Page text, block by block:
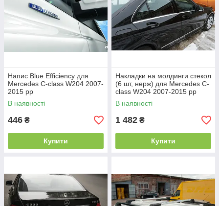
Напис Blue Efficiency для
Mercedes C-class W204 2007-
2015 рр
В наявності
446 ₴
Купити
Накладки на молдинги стекол
(6 шт, нерж) для Mercedes C-
class W204 2007-2015 рр
В наявності
1 482 ₴
Купити